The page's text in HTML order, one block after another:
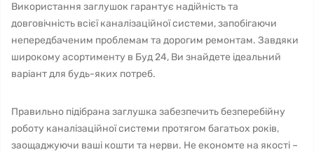
Використання заглушок гарантує надійність та
довговічність всієї каналізаційної системи, запобігаючи
непередбаченим проблемам та дорогим ремонтам. Завдяки
широкому асортименту в Буд 24, Ви знайдете ідеальний
варіант для будь-яких потреб.
Правильно підібрана заглушка забезпечить безперебійну
роботу каналізаційної системи протягом багатьох років,
заощаджуючи ваші кошти та нерви. Не економте на якості –